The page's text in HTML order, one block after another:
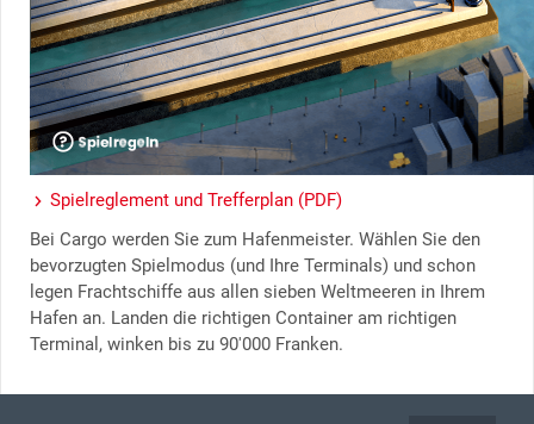
Spielreglement und Trefferplan (PDF)
Bei Cargo werden Sie zum Hafenmeister. Wählen Sie den
bevorzugten Spielmodus (und Ihre Terminals) und schon
legen Frachtschiffe aus allen sieben Weltmeeren in Ihrem
Hafen an. Landen die richtigen Container am richtigen
Terminal, winken bis zu 90'000 Franken.